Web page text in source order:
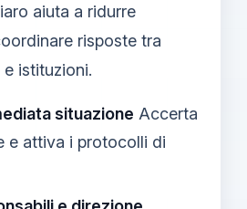
aiuta a ridurre
risposte tra
istituzioni.
situazione Accerta
e attiva i protocolli di